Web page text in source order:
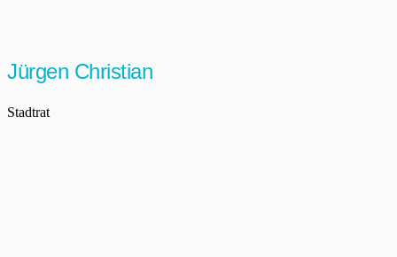
Jürgen Christian
Stadtrat